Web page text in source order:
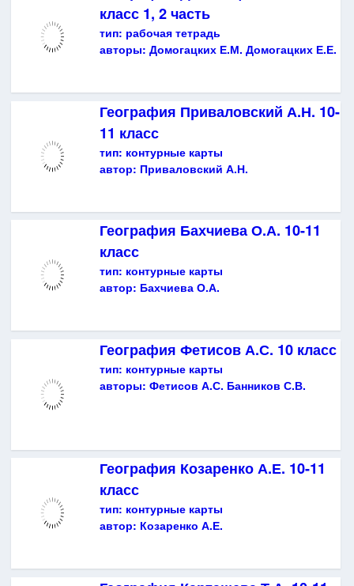
класс 1, 2 часть
тип: рабочая тетрадь
авторы: Домогацких Е.М. Домогацких Е.Е.
География Приваловский А.Н. 10-
11 класс
тип: контурные карты
автор: Приваловский А.Н.
География Бахчиева О.А. 10-11
класс
тип: контурные карты
автор: Бахчиева О.А.
География Фетисов А.С. 10 класс
тип: контурные карты
авторы: Фетисов А.С. Банников С.В.
География Козаренко А.Е. 10-11
класс
тип: контурные карты
автор: Козаренко А.Е.